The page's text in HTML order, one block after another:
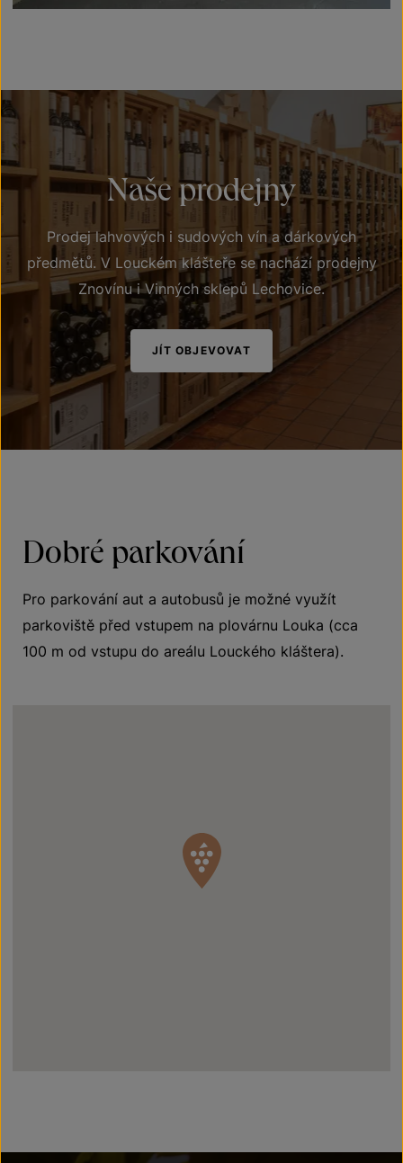
Naše prodejny
Prodej lahvových i sudových vín a dárkových
předmětů. V Louckém klášteře se nachází prodejny
Znovínu i Vinných sklepů Lechovice.
JÍT OBJEVOVAT
Dobré parkování
Pro parkování aut a autobusů je možné využít
parkoviště před vstupem na plovárnu Louka (cca
100 m od vstupu do areálu Louckého kláštera).